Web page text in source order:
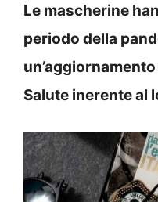
Le mascherine
periodo della
Salute inerente al